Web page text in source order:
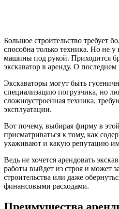
Большое строительство требует
способна только техника. Но не
машины под рукой. Приходится
экскаватор в аренду. О
Экскаваторы могут быть
специализацию погрузчика, но
сложноустроенная техника,
эксплуатации.
Вот почему, выбирая фирму в
присматриваться к тому, как
ухаживают и какую репутацию
Ведь не хочется арендовать
работы выйдет из строя и может
строительства или даже
финансовыми расходами.